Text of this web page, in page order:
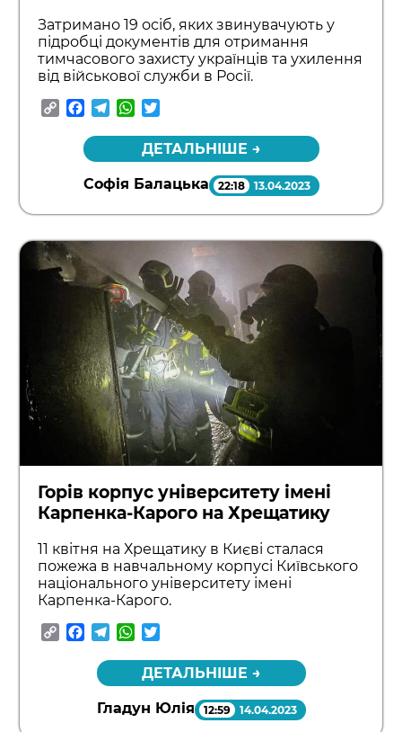
Затримано 19 осіб, яких звинувачують у
підробці документів для отримання
тимчасового захисту українців та ухилення
від військової служби в Росії.
CopyFacebook
TelegramWhatsApp
ДЕТАЛЬНІШЕ →
Софія Балацька 22:18 13.04.2023
Горів корпус університету імені
Карпенка-Карого на Хрещатику
11 квітня на Хрещатику в Києві сталася
пожежа в навчальному корпусі Київського
національного університету імені
Карпенка-Карого.
CopyFacebook
TelegramWhatsApp
ДЕТАЛЬНІШЕ →
Гладун Юлія 12:59 14.04.2023